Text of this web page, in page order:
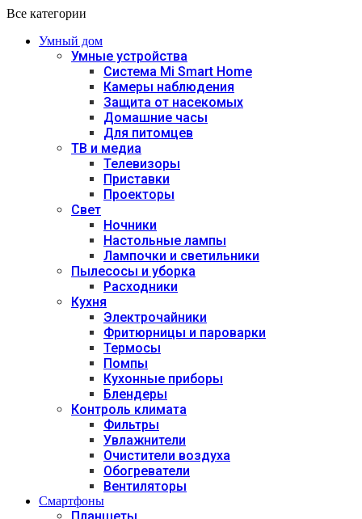
Все категории
Умный дом
Умные устройства
Система Mi Smart Home
Камеры наблюдения
Защита от насекомых
Домашние часы
Для питомцев
ТВ и медиа
Телевизоры
Приставки
Проекторы
Свет
Ночники
Настольные лампы
Лампочки и светильники
Пылесосы и уборка
Расходники
Кухня
Электрочайники
Фритюрницы и пароварки
Термосы
Помпы
Кухонные приборы
Блендеры
Контроль климата
Фильтры
Увлажнители
Очистители воздуха
Обогреватели
Вентиляторы
Смартфоны